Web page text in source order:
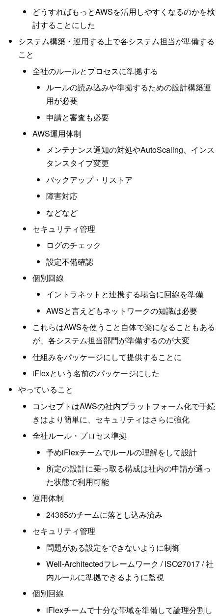
どうすればもっとAWSを活用しやすくなるのかを検
討することにした
システム構築・運用する上で各システム担当が準備する
こと
全社のルールとプロセスに準拠する
ルールの読み込みや準拠するための設計構築運
用が必要
申請と審査も必要
AWS運用体制
メンテナンス通知の対処やAutoScaling、インス
タンスタイプ変更
バックアップ・リストア
障害対応
などなど
セキュリティ管理
ログのチェック
設定不備確認
個別回線
イントラネットと連携する場合に回線を準備
AWSと言えどもネットワークの知識は必要
これらはAWSを使うこと自体で楽になることもある
が、各システム担当部門が準備するのが大変
仕組みをパッケージにして提供することに
iFlexという名前のパッケージにした
やっていること
コンセプトはAWSの社内プラットフォーム化で手続
きはより簡単に、セキュリティはさらに強化
全社ルール・プロセス準拠
予めiFlexチームでルールの理解をして設計
所定の設計に乗っ取る構成は社内の申請が通っ
た状態で利用可能
運用体制
24365のチームに落とし込み済み
セキュリティ管理
問題がある設定をできないように制御
Well-Architectedフレームワーク / ISO27017 / 社
内ルールに準拠できるように監視
個別回線
iFlexチームで十分な帯域を準備して論理分割し